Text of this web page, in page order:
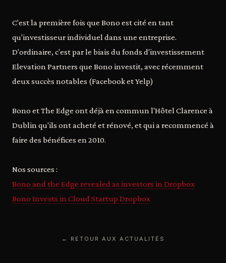
C'est la première fois que Bono est cité en tant
qu'investisseur individuel dans une entreprise.
D'ordinaire, c'est par le biais du fonds d'investissement
Elevation Partners que Bono investit, avec récemment
deux succès notables (Facebook et Yelp)
Bono et The Edge ont déjà en commun l'Hôtel Clarence à
Dublin qu'ils ont acheté et rénové, et qui a recommencé à
faire des bénéfices en 2010.
Nos sources :
Bono and the Edge revealed as investors in Dropbox
Bono Invests in Cloud Startup Dropbox
← RETOUR AUX ACTUALITÉS